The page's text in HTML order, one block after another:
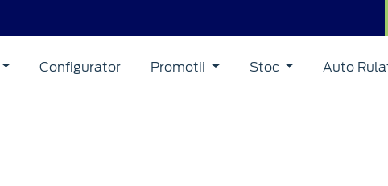
Configurator Promotii Stoc Auto